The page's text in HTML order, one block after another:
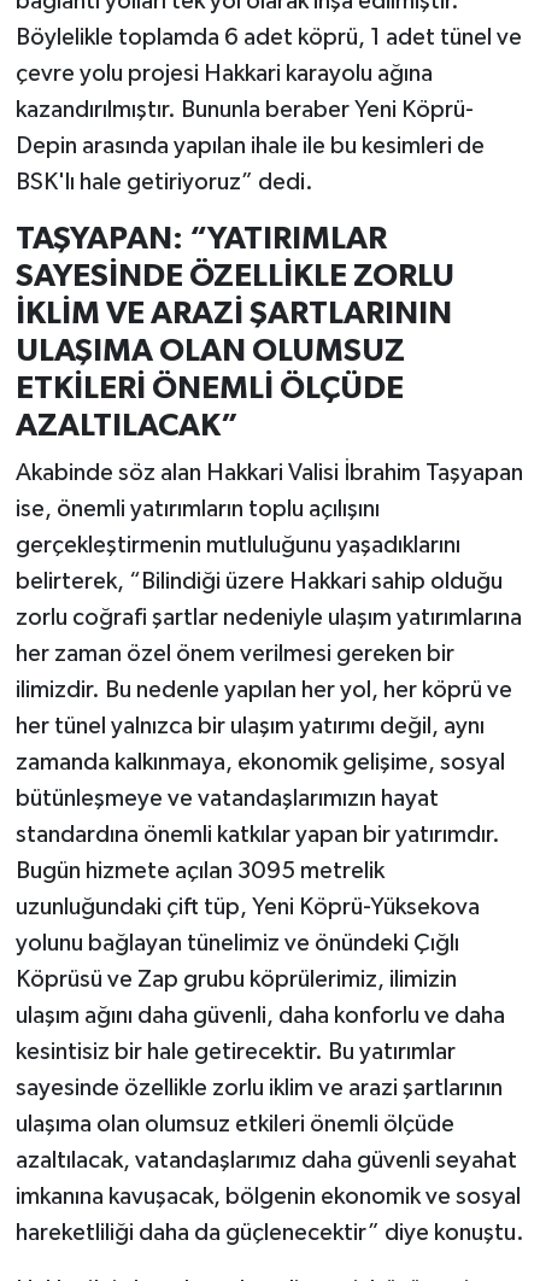
Böylelikle toplamda 6 adet köprü, 1 adet tünel ve
çevre yolu projesi Hakkari karayolu ağına
kazandırılmıştır. Bununla beraber Yeni Köprü-
Depin arasında yapılan ihale ile bu kesimleri de
BSK'lı hale getiriyoruz” dedi.
TAŞYAPAN: “YATIRIMLAR
SAYESİNDE ÖZELLİKLE ZORLU
İKLİM VE ARAZİ ŞARTLARININ
ULAŞIMA OLAN OLUMSUZ
ETKİLERİ ÖNEMLİ ÖLÇÜDE
AZALTILACAK”
Akabinde söz alan Hakkari Valisi İbrahim Taşyapan
ise, önemli yatırımların toplu açılışını
gerçekleştirmenin mutluluğunu yaşadıklarını
belirterek, “Bilindiği üzere Hakkari sahip olduğu
zorlu coğrafi şartlar nedeniyle ulaşım yatırımlarına
her zaman özel önem verilmesi gereken bir
ilimizdir. Bu nedenle yapılan her yol, her köprü ve
her tünel yalnızca bir ulaşım yatırımı değil, aynı
zamanda kalkınmaya, ekonomik gelişime, sosyal
bütünleşmeye ve vatandaşlarımızın hayat
standardına önemli katkılar yapan bir yatırımdır.
Bugün hizmete açılan 3095 metrelik
uzunluğundaki çift tüp, Yeni Köprü-Yüksekova
yolunu bağlayan tünelimiz ve önündeki Çığlı
Köprüsü ve Zap grubu köprülerimiz, ilimizin
ulaşım ağını daha güvenli, daha konforlu ve daha
kesintisiz bir hale getirecektir. Bu yatırımlar
sayesinde özellikle zorlu iklim ve arazi şartlarının
ulaşıma olan olumsuz etkileri önemli ölçüde
azaltılacak, vatandaşlarımız daha güvenli seyahat
imkanına kavuşacak, bölgenin ekonomik ve sosyal
hareketliliği daha da güçlenecektir” diye konuştu.